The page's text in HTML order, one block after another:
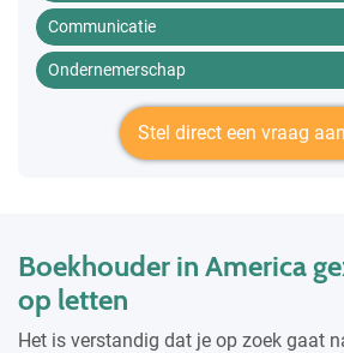
Communicatie
Ondernemerschap
Stel direct een vraag
Boekhouder in America
op letten
Het is verstandig dat je op zoek gaat